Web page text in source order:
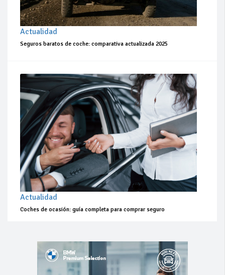
Actualidad
Seguros baratos de coche: comparativa actualizada 2025
Actualidad
Coches de ocasión: guía completa para comprar seguro